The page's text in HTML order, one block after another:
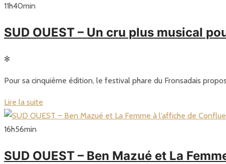
11h40min
SUD OUEST – Un cru plus musical
✻
Pour sa cinquième édition, le festival phare du Fronsadais
Lire la suite
16h56min
SUD OUEST – Ben Mazué et La